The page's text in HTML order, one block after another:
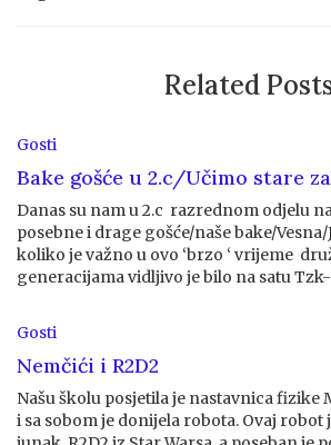
Related
Gosti
Bake gošće u 2.c/Učimo stare
Danas su nam u 2.c razrednom odjelu
posebne i drage gošće/naše bake/
koliko je važno u ovo ‘brzo ‘ vrijeme
generacijama vidljivo je bilo na satu Tzk-
Gosti
Nemčići i R2D2
Našu školu posjetila je nastavnica fizike
i sa sobom je donijela robota. Ovaj